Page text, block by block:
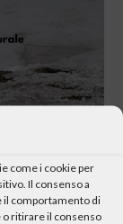
come i cookie per
Il consenso a
il comportamento di
o ritirare il consenso